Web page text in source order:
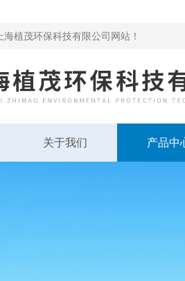
植茂环保科技有限公司网站！
关于我们 产品中